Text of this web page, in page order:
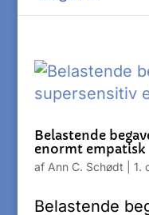
Belastende
enormt empatisk
af Ann C. Schødt 1.
Belastende